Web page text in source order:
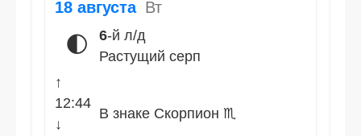
18 августа Вт
🌓 6-й л/д
Растущий серп
↑
12:44
↓
В знаке Скорпион ♏